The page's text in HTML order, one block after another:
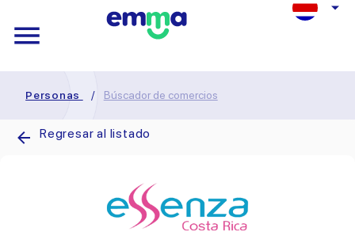
Personas / Búscador de comercios
Regresar al listado